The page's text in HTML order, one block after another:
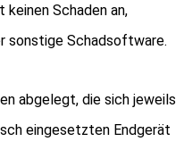
Schaden an,
sonstige Schadsoftware.
abgelegt, die sich jeweils
eingesetzten Endgerät